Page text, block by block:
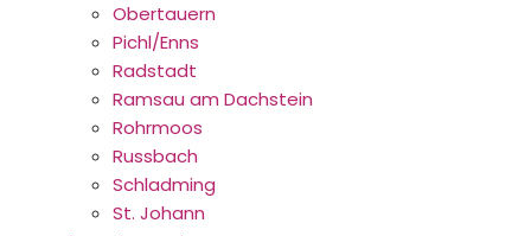
Obertauern
Pichl/Enns
Radstadt
Ramsau am Dachstein
Rohrmoos
Russbach
Schladming
St. Johann